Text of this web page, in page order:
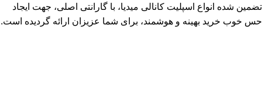
تضمین شده انواع اسپلیت‌ کانالی میدیا، با گارانتی اصلی، جهت ایجاد
حس خوب خرید بهینه و هوشمند، برای شما عزیزان ارائه گردیده است.